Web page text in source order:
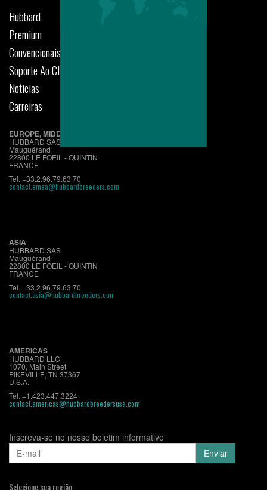
Hubbard
Premium
Convencionais
Soporte Ao Cliente
Noticias
Carreiras
EUROPE, MIDDLE EAST, AFRICA
HUBBARD SAS
Mauguérand
22800 LE FOEIL - QUINTIN
FRANCE
Tel. +33.2.96.79.63.70
contact.emea@hubbardbreeders.com
ASIA
HUBBARD SAS
Mauguérand
22800 LE FOEIL - QUINTIN
FRANCE
Tel. +33.2.96.79.63.70
contact.asia@hubbardbreeders.com
AMERICAS
HUBBARD LLC
1070, Main Street
PIKEVILLE, TN 37367
U.S.A.
Tel. +1.423.447.3224
contact.americas@hubbardbreedersusa.com
Inscreva-se no nosso boletim informativo
Selecione sua região: